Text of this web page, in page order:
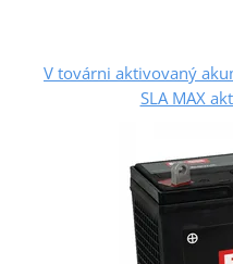
V továrni aktivovaný
SLA MAX